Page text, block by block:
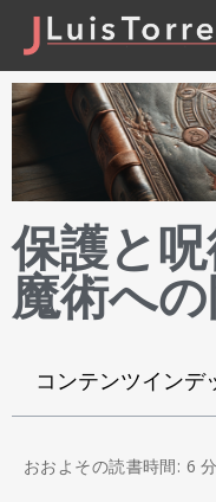
保護と
魔術へ
コンテンツインデ
おおよその読書時間: 6